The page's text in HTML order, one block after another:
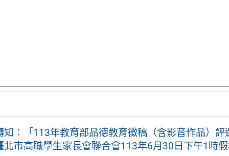
知：「113年教育部品德教育徵稿（含影音作品）評
北市高職學生家長會聯合會113年6月30日下午1時